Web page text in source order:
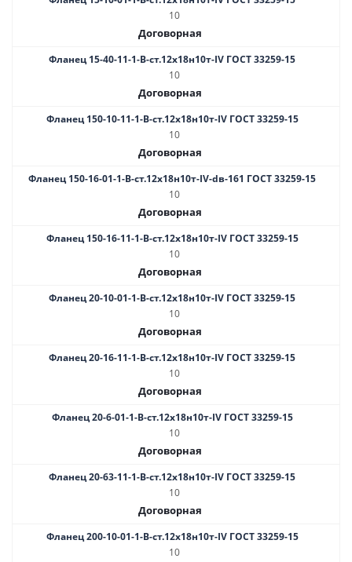
10
Договорная
Фланец 15-40-11-1-B-ст.12х18н10т-IV ГОСТ 33259-15
10
Договорная
Фланец 150-10-11-1-В-ст.12х18н10т-IV ГОСТ 33259-15
10
Договорная
Фланец 150-16-01-1-B-ст.12х18н10т-IV-dв-161 ГОСТ 33259-15
10
Договорная
Фланец 150-16-11-1-B-ст.12х18н10т-IV ГОСТ 33259-15
10
Договорная
Фланец 20-10-01-1-В-ст.12х18н10т-IV ГОСТ 33259-15
10
Договорная
Фланец 20-16-11-1-B-ст.12х18н10т-IV ГОСТ 33259-15
10
Договорная
Фланец 20-6-01-1-В-ст.12х18н10т-IV ГОСТ 33259-15
10
Договорная
Фланец 20-63-11-1-B-ст.12х18н10т-IV ГОСТ 33259-15
10
Договорная
Фланец 200-10-01-1-В-ст.12х18н10т-IV ГОСТ 33259-15
10